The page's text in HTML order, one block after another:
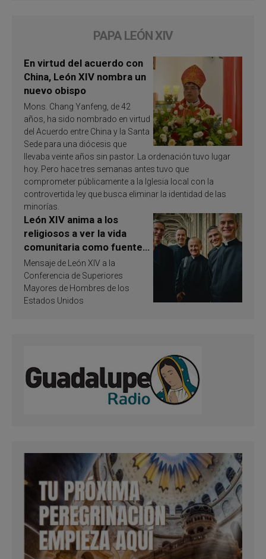
PAPA LEÓN XIV
En virtud del acuerdo con
China, León XIV nombra un
nuevo obispo
Mons. Chang Yanfeng, de 42
años, ha sido nombrado en virtud
del Acuerdo entre China y la Santa
Sede para una diócesis que
llevaba veinte años sin pastor. La ordenación tuvo lugar
hoy. Pero hace tres semanas antes tuvo que
comprometer públicamente a la Iglesia local con la
controvertida ley que busca eliminar la identidad de las
minorías.
León XIV anima a los
religiosos a ver la vida
comunitaria como fuente
de inspiración y
santificación
Mensaje de León XIV a la
Conferencia de Superiores
Mayores de Hombres de los
Estados Unidos